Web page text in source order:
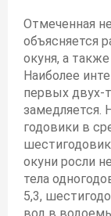
Отмеченная
объясняется
окуня, а
Наиболее
первых двух-
замедляется.
годовики в
окуни росли
тела
5,3,